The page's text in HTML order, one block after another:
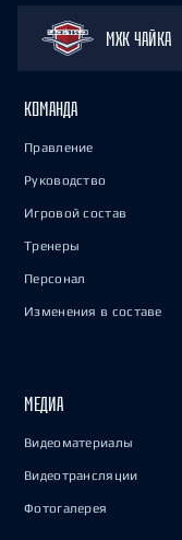
МХК ЧАЙКА
КОМАНДА
Правление
Руководство
Игровой состав
Тренеры
Персонал
Изменения в составе
МЕДИА
Видеоматериалы
Видеотрансляции
Фотогалерея